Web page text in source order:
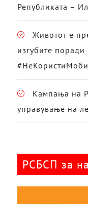
Републиката –
Животот е
изгубите
Кампања на
управување на
РСБСП за